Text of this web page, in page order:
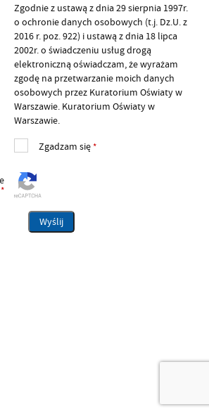
Zgodnie z ustawą z dnia 29 sierpnia 1997r.
o ochronie danych osobowych (t.j. Dz.U. z
2016 r. poz. 922) i ustawą z dnia 18 lipca
2002r. o świadczeniu usług drogą
elektroniczną oświadczam, że wyrażam
zgodę na przetwarzanie moich danych
osobowych przez Kuratorium Oświaty w
Warszawie. Kuratorium Oświaty w
Warszawie.
Zgadzam się*
*